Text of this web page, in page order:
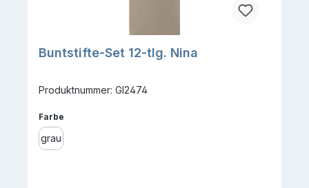
Buntstifte-Set 12-tlg. Nina
Produktnummer: GI2474
Farbe
grau